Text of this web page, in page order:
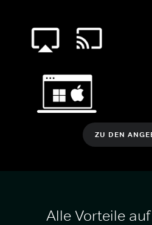
ZU DEN
Alle Vorteile